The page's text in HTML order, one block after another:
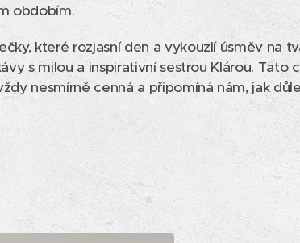
obdobím.
které rozjasní den a vykouzlí úsměv na
s milou a inspirativní sestrou Klárou. Tato
nesmírně cenná a připomíná nám, jak